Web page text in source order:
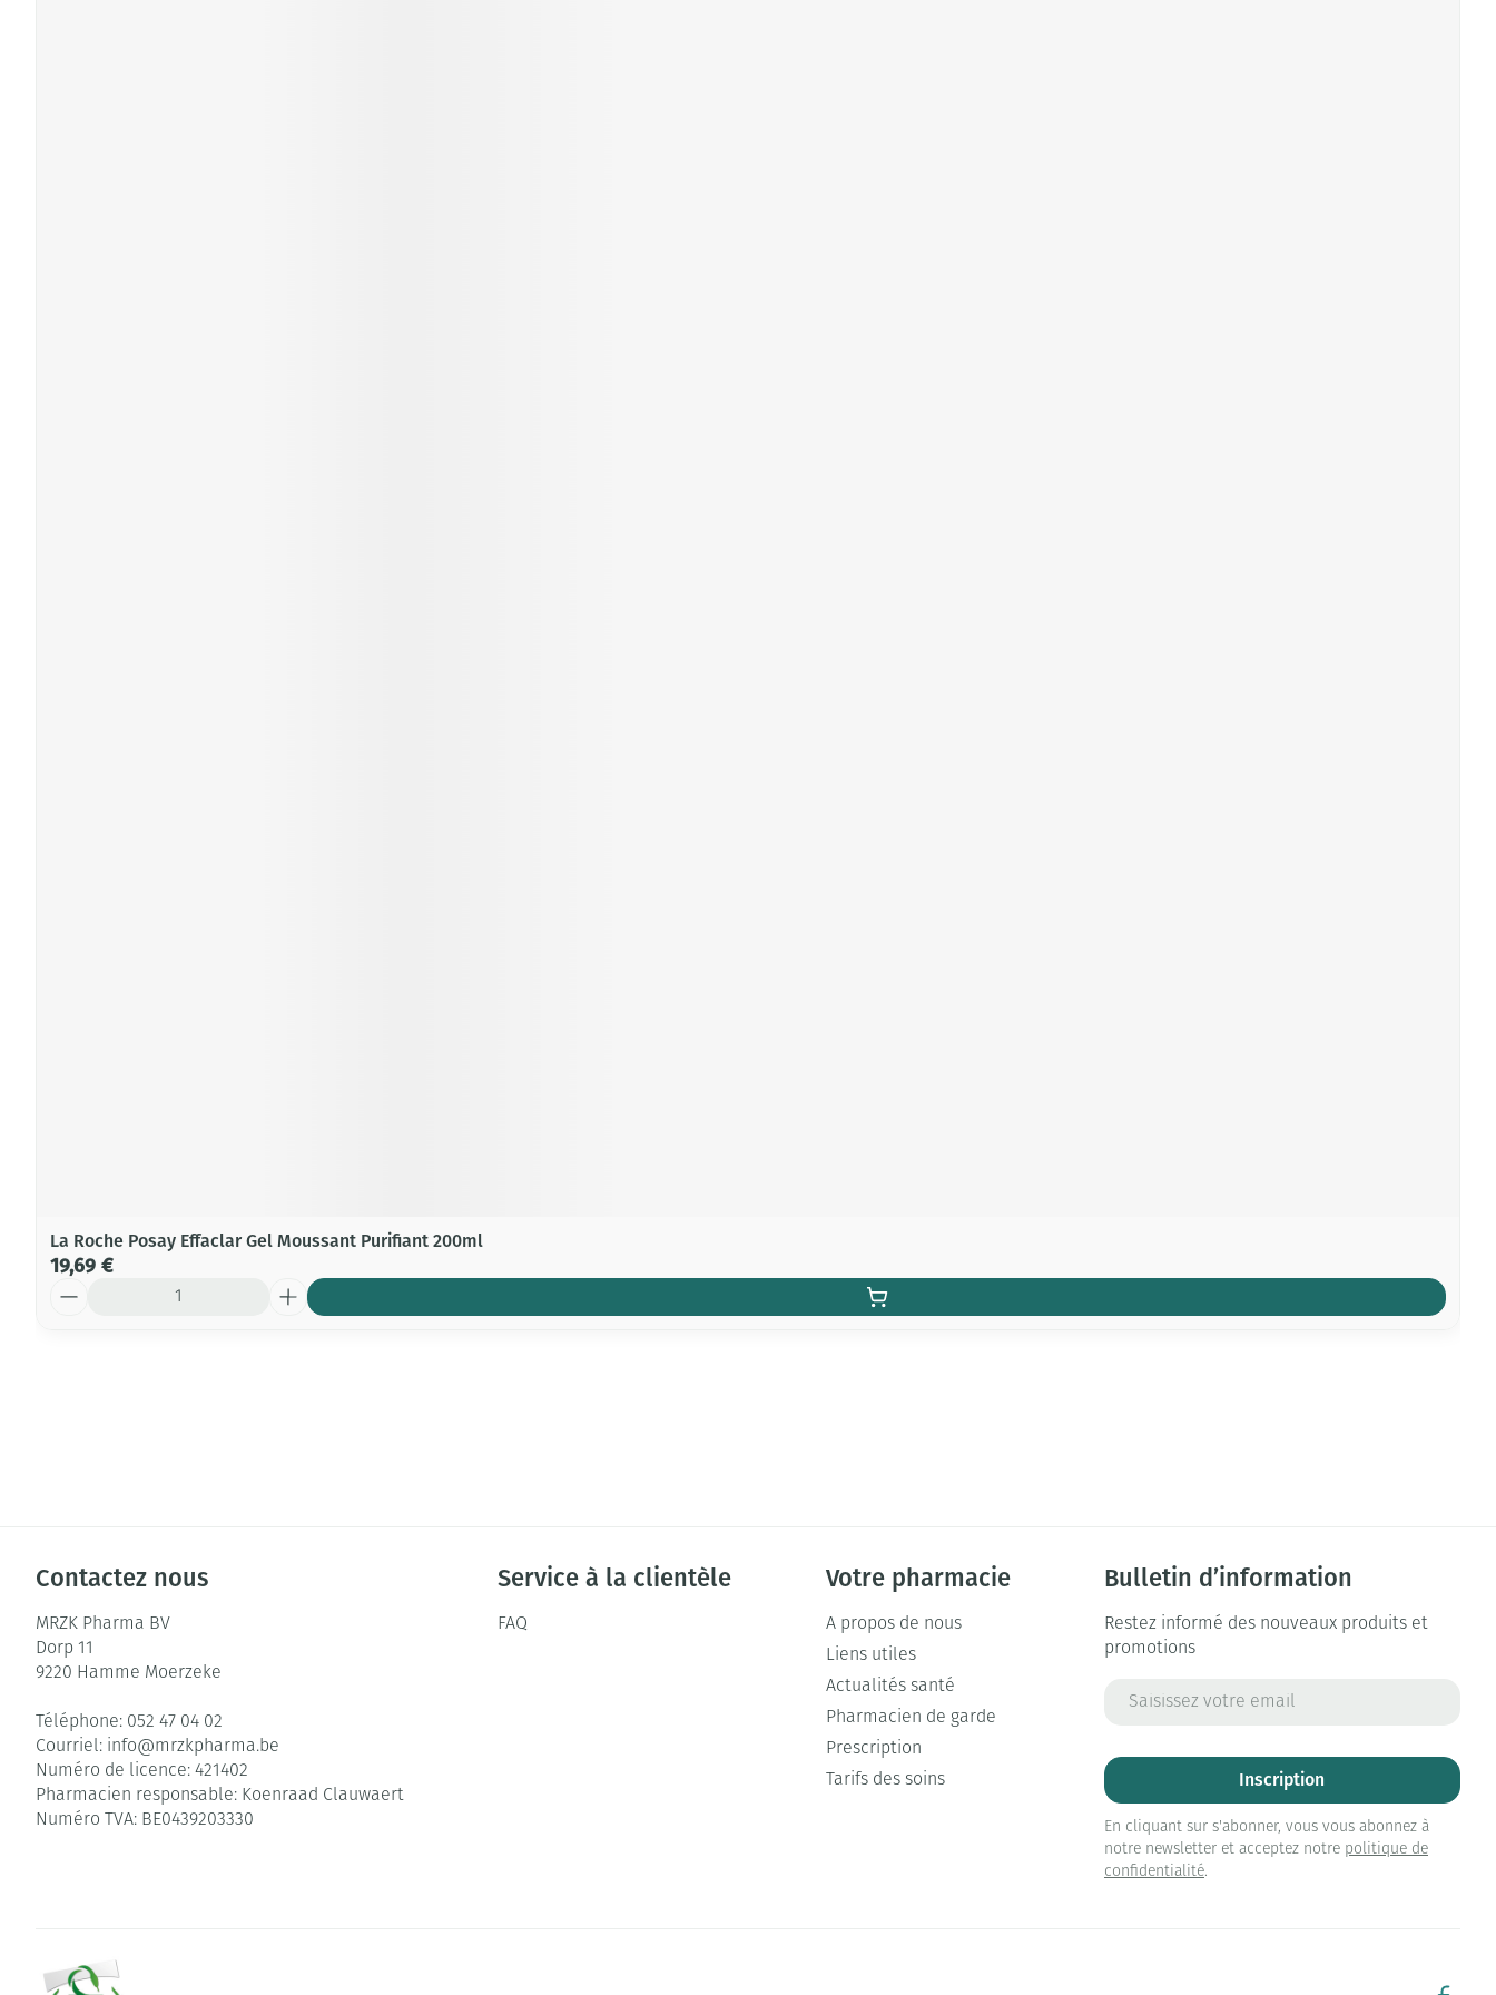
La Roche Posay Effaclar Gel Moussant Purifiant 200ml
19,69 €
Contactez nous
MRZK Pharma BV
Dorp 11
9220 Hamme Moerzeke
Téléphone: 052 47 04 02
Courriel: info@mrzkpharma.be
Numéro de licence: 421402
Pharmacien responsable: Koenraad Clauwaert
Numéro TVA: BE0439203330
Service à la clientèle
FAQ
Votre pharmacie
A propos de nous
Liens utiles
Actualités santé
Pharmacien de garde
Prescription
Tarifs des soins
Bulletin d’information
Restez informé des nouveaux produits et
promotions
Inscription
En cliquant sur s'abonner, vous vous abonnez à
notre newsletter et acceptez notre politique de
confidentialité.